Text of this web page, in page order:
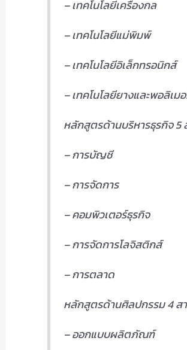
– เทคโนโลยีเครื่องกล
– เทคโนโลยีแม่พิมพ์
– เทคโนโลยีอิเล็กทรอนิกส์
– เทคโนโลยียางและพอลิเม
หลักสูตรด้านบริหารธุรกิจ 5
– การบัญชี
– การจัดการ
– คอมพิวเตอร์ธุรกิจ
– การจัดการโลจิสติกส์
– การตลาด
หลักสูตรด้านศิลปกรรม 4 ส
– ออกแบบผลิตภัณฑ์